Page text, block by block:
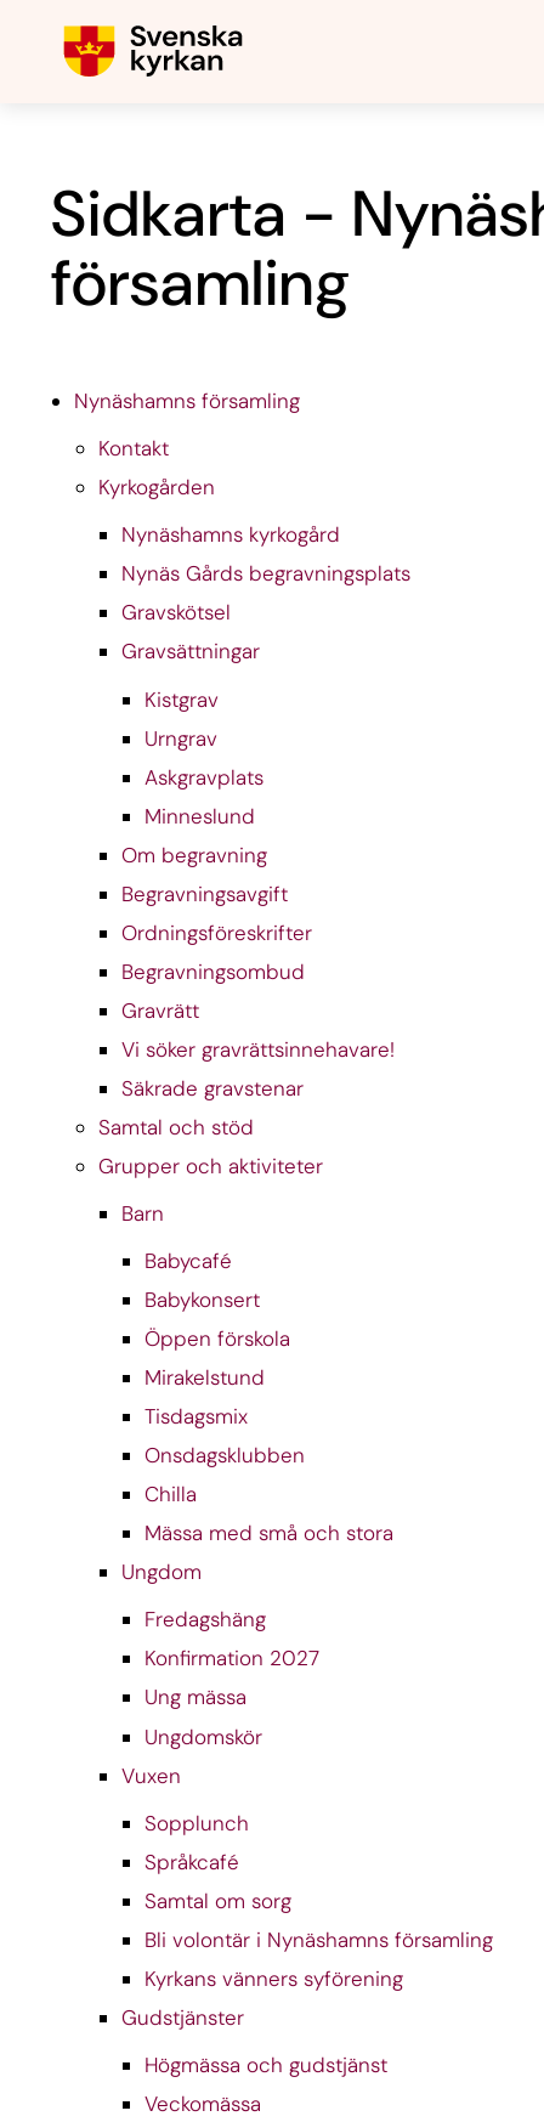
Sidkarta -
församling
Nynäshamns församling
Kontakt
Kyrkogården
Nynäshamns kyrkogård
Nynäs Gårds begravningsplats
Gravskötsel
Gravsättningar
Kistgrav
Urngrav
Askgravplats
Minneslund
Om begravning
Begravningsavgift
Ordningsföreskrifter
Begravningsombud
Gravrätt
Vi söker gravrättsinnehavare!
Säkrade gravstenar
Samtal och stöd
Grupper och aktiviteter
Barn
Babycafé
Babykonsert
Öppen förskola
Mirakelstund
Tisdagsmix
Onsdagsklubben
Chilla
Mässa med små och stora
Ungdom
Fredagshäng
Konfirmation 2027
Ung mässa
Ungdomskör
Vuxen
Sopplunch
Språkcafé
Samtal om sorg
Bli volontär i Nynäshamns församling
Kyrkans vänners syförening
Gudstjänster
Högmässa och gudstjänst
Veckomässa